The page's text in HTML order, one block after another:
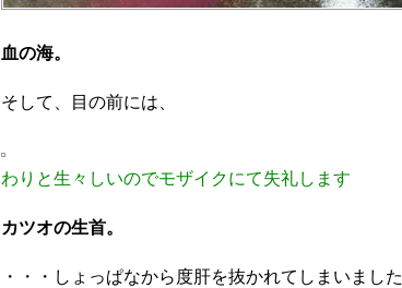
血の海。
そして、目の前には、
わりと生々しいのでモザイクにて失礼します
カツオの生首。
・・・しょっぱなから度肝を抜かれてしまいまし